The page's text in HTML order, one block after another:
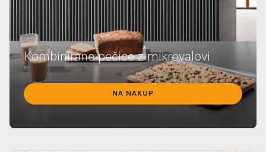
Kombinirane pečice z mikrovalovi
NA NAKUP